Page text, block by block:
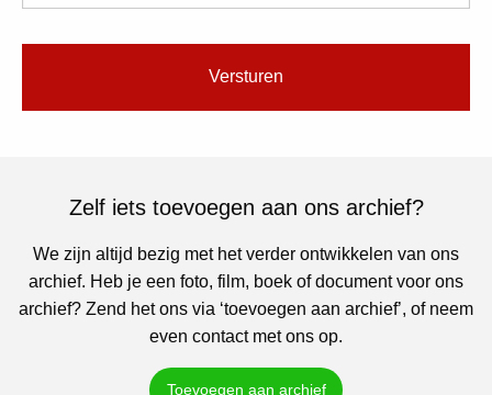
Zelf iets toevoegen aan ons archief?
We zijn altijd bezig met het verder ontwikkelen van ons
archief. Heb je een foto, film, boek of document voor ons
archief? Zend het ons via ‘toevoegen aan archief’, of neem
even contact met ons op.
Toevoegen aan archief